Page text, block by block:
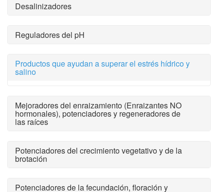
Desalinizadores
Reguladores del pH
Productos que ayudan a superar el estrés hídrico y
salino
Mejoradores del enraizamiento (Enraizantes NO
hormonales), potenciadores y regeneradores de
las raíces
Potenciadores del crecimiento vegetativo y de la
brotación
Potenciadores de la fecundación, floración y